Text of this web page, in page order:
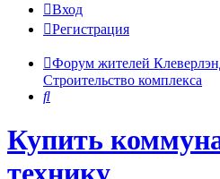
Вход
Регистрация
Форум жителей
Строительство комплекса
Поиск
Купить